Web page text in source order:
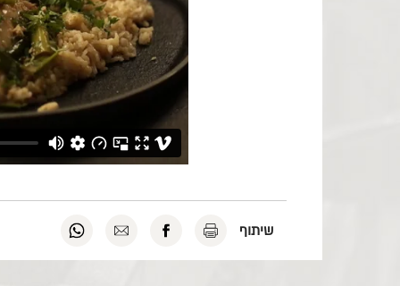
שיתוף
להדפסה
לשיתוף
לשליחה
לשיתוף